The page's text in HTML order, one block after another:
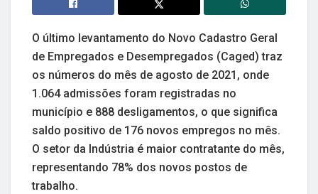
O último levantamento do Novo Cadastro Geral
de Empregados e Desempregados (Caged) traz
os números do mês de agosto de 2021, onde
1.064 admissões foram registradas no
município e 888 desligamentos, o que significa
saldo positivo de 176 novos empregos no mês.
O setor da Indústria é maior contratante do mês,
representando 78% dos novos postos de
trabalho.